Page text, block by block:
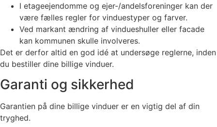
I etageejendomme og ejer-/andelsforeninger kan der
være fælles regler for vinduestyper og farver.
Ved markant ændring af vindueshuller eller facade
kan kommunen skulle involveres.
Det er derfor altid en god idé at undersøge reglerne, inden
du bestiller dine billige vinduer.
Garanti og sikkerhed
Garantien på dine billige vinduer er en vigtig del af din
tryghed.